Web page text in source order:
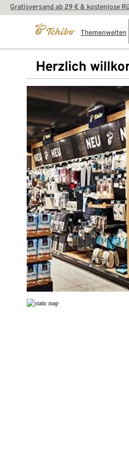
Gratisversand ab 29 € & kostenlose
Themenwelten
Herzlich